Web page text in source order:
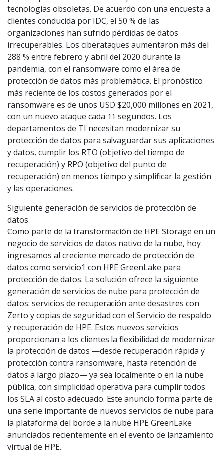
tecnologías obsoletas. De acuerdo con una encuesta a
clientes conducida por IDC, el 50 % de las
organizaciones han sufrido pérdidas de datos
irrecuperables. Los ciberataques aumentaron más del
288 % entre febrero y abril del 2020 durante la
pandemia, con el ransomware como el área de
protección de datos más problemática. El pronóstico
más reciente de los costos generados por el
ransomware es de unos USD $20,000 millones en 2021,
con un nuevo ataque cada 11 segundos. Los
departamentos de TI necesitan modernizar su
protección de datos para salvaguardar sus aplicaciones
y datos, cumplir los RTO (objetivo del tiempo de
recuperación) y RPO (objetivo del punto de
recuperación) en menos tiempo y simplificar la gestión
y las operaciones.
Siguiente generación de servicios de protección de
datos
Como parte de la transformación de HPE Storage en un
negocio de servicios de datos nativo de la nube, hoy
ingresamos al creciente mercado de protección de
datos como servicio1 con HPE GreenLake para
protección de datos. La solución ofrece la siguiente
generación de servicios de nube para protección de
datos: servicios de recuperación ante desastres con
Zerto y copias de seguridad con el Servicio de respaldo
y recuperación de HPE. Estos nuevos servicios
proporcionan a los clientes la flexibilidad de modernizar
la protección de datos —desde recuperación rápida y
protección contra ransomware, hasta retención de
datos a largo plazo— ya sea localmente o en la nube
pública, con simplicidad operativa para cumplir todos
los SLA al costo adecuado. Este anuncio forma parte de
una serie importante de nuevos servicios de nube para
la plataforma del borde a la nube HPE GreenLake
anunciados recientemente en el evento de lanzamiento
virtual de HPE.